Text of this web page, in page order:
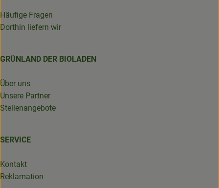
Häufige Fragen
Dorthin liefern wir
GRÜNLAND DER BIOLADEN
Über uns
Unsere Partner
Stellenangebote
SERVICE
Kontakt
Reklamation